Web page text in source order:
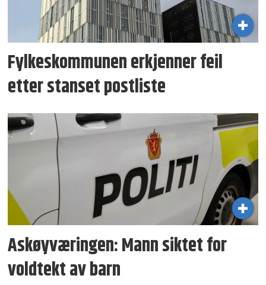
Fylkeskommunen erkjenner feil
etter stanset postliste
Askøyværingen: Mann siktet for
voldtekt av barn